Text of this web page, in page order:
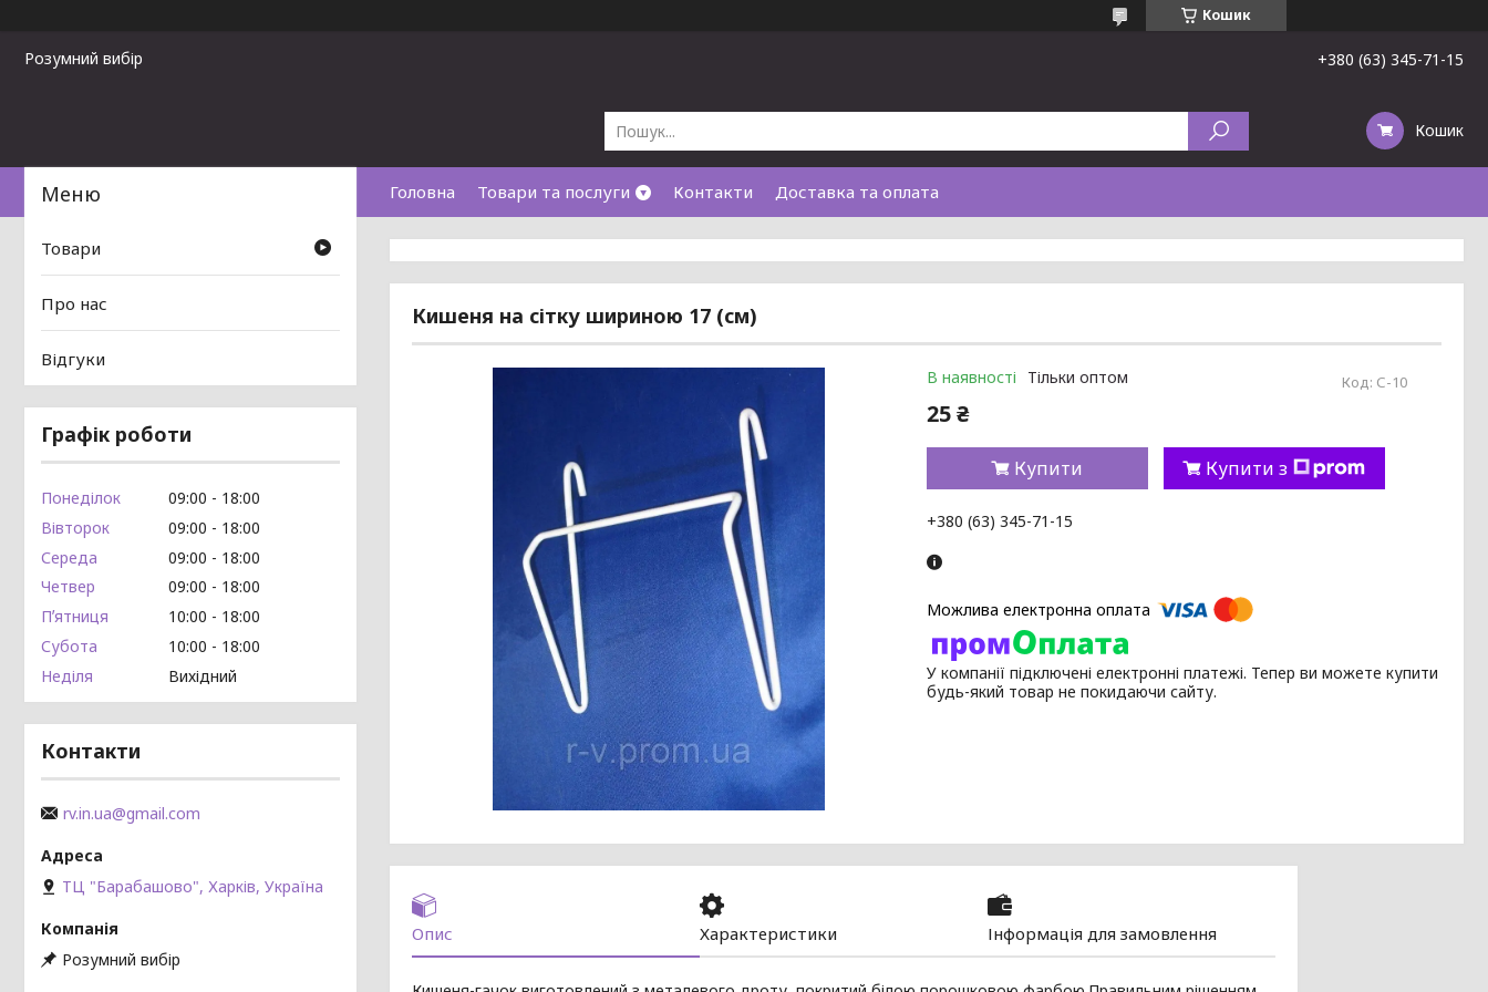
Кошик
Розумний вибір +380 (63) 345-71-15
Кошик
Головна Товари та послуги Контакти Доставка та оплата
Кишеня на сітку шириною 17 (см)
В наявності Тільки оптом Код: С-10
25 ₴
Купити Купити з
+380 (63) 345-71-15
У компанії підключені електронні платежі. Тепер ви можете купити
будь-який товар не покидаючи сайту.
Опис Характеристики Інформація для замовлення
Товари
Про нас
Відгуки
Графік роботи
Понеділок 09:00
18:00
Вівторок
09:00
18:00
Середа
09:00
18:00
Четвер
09:00
18:00
Пʼятниця
10:00
18:00
Субота
10:00
18:00
Неділя
Вихідний
Контакти
rv.in.ua@gmail.com
ТЦ "Барабашово", Харків, Україна
Розумний вибір